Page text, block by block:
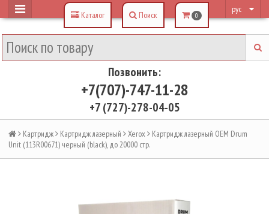
рус
Позвонить:
+7(707)-747-11-28
+7 (727)-278-04-05
Каталог Поиск 0
Картридж Картридж лазерный Xerox
Картридж лазерный OEM Drum
Unit (113R00671) черный (black), до 20000 стр.